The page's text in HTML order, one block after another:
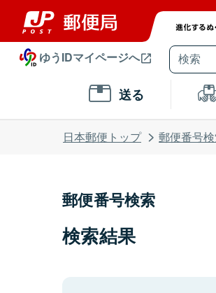
ゆうIDマイページへ
送る
日本郵便トップ 郵便番号
郵便番号検索
検索結果